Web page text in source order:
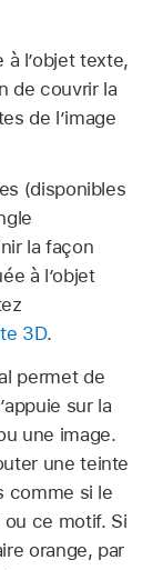
à l’objet texte,
de couvrir la
de l’image
(disponibles
la façon
à l’objet
3D.
permet de
sur la
une image.
une teinte
comme si le
ce motif. Si
orange, par